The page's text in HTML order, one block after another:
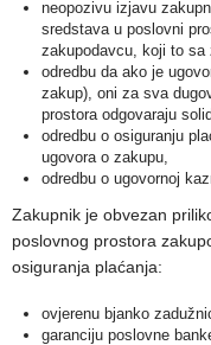
neopozivu izjavu
sredstava u poslovni
zakupodavcu, koji to sa
odredbu da ako je
zakup), oni za sva
prostora odgovaraju
odredbu o osiguranju
ugovora o zakupu,
odredbu o ugovornoj
Zakupnik je obvezan
poslovnog prostora
osiguranja plaćanja:
ovjerenu bjanko
garanciju poslovne